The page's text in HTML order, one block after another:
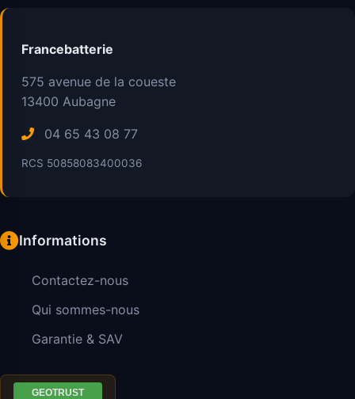
Francebatterie
575 avenue de la coueste
13400 Aubagne
04 65 43 08 77
RCS 50858083400036
Informations
Contactez-nous
Qui sommes-nous
Garantie & SAV